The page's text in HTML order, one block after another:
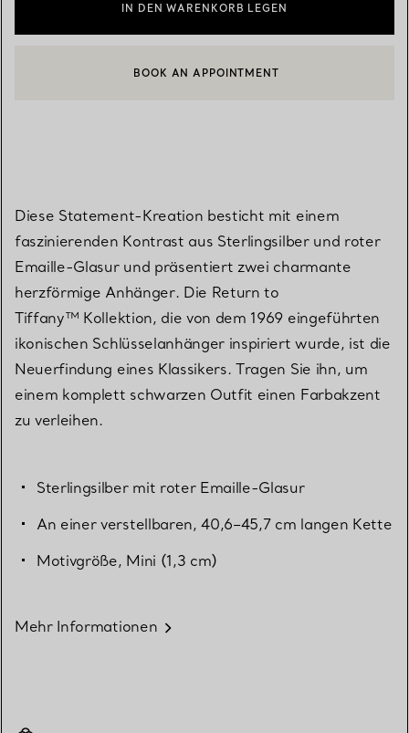
IN DEN WARENKORB LEGEN
EINEN KUNDENBERATER KONTAKTIEREN ODER EINEN
BOOK AN APPOINTMENT
Diese Statement-Kreation besticht mit einem
faszinierenden Kontrast aus Sterlingsilber und roter
Emaille-Glasur und präsentiert zwei charmante
herzförmige Anhänger. Die Return to
Tiffany™ Kollektion, die von dem 1969 eingeführten
ikonischen Schlüsselanhänger inspiriert wurde, ist die
Neuerfindung eines Klassikers. Tragen Sie ihn, um
einem komplett schwarzen Outfit einen Farbakzent
zu verleihen.
Sterlingsilber mit roter Emaille-Glasur
An einer verstellbaren, 40,6–45,7 cm langen Kette
Motivgröße, Mini (1,3 cm)
Mehr Informationen